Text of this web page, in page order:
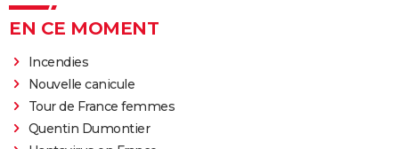
EN CE MOMENT
Incendies
Nouvelle canicule
Tour de France femmes
Quentin Dumontier